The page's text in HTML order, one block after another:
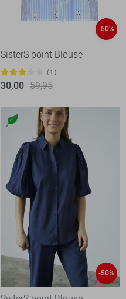
-50%
SisterS point Blouse
1
30,00 59,95
-50%